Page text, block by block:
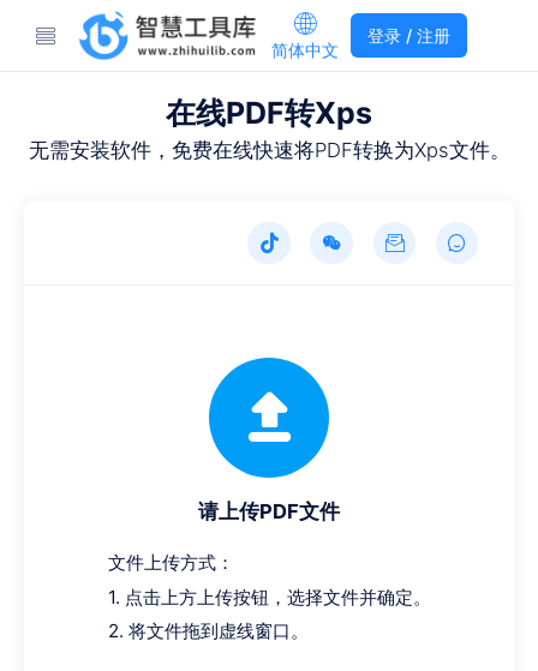
简体中文
登录 / 注册
在线PDF转Xps
无需安装软件，免费在线快速将PDF转换为Xps文件。
请上传PDF文件
文件上传方式：
1. 点击上方上传按钮，选择文件并确定。
2. 将文件拖到虚线窗口。